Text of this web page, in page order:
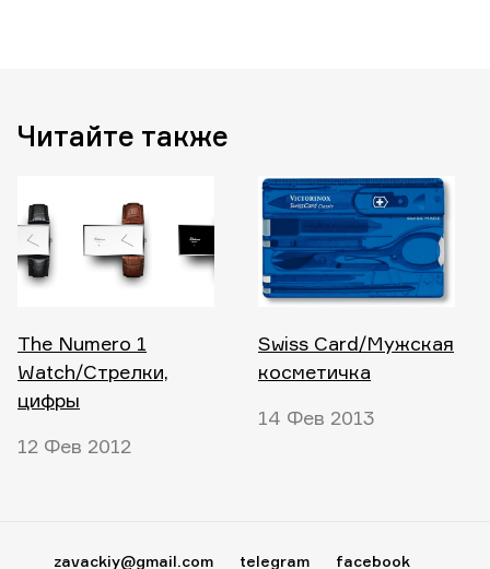
Читайте также
The Numero 1
Watch/Стрелки,
цифры
12 Фев 2012
Swiss Card/Мужская
косметичка
14 Фев 2013
zavackiy@gmail.com telegram facebook